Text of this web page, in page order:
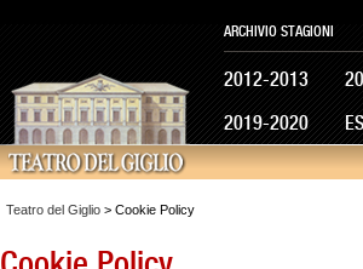
2012-2013
2019-2020
ARCHIVIO STAGIONI
Teatro del Giglio > Cookie Policy